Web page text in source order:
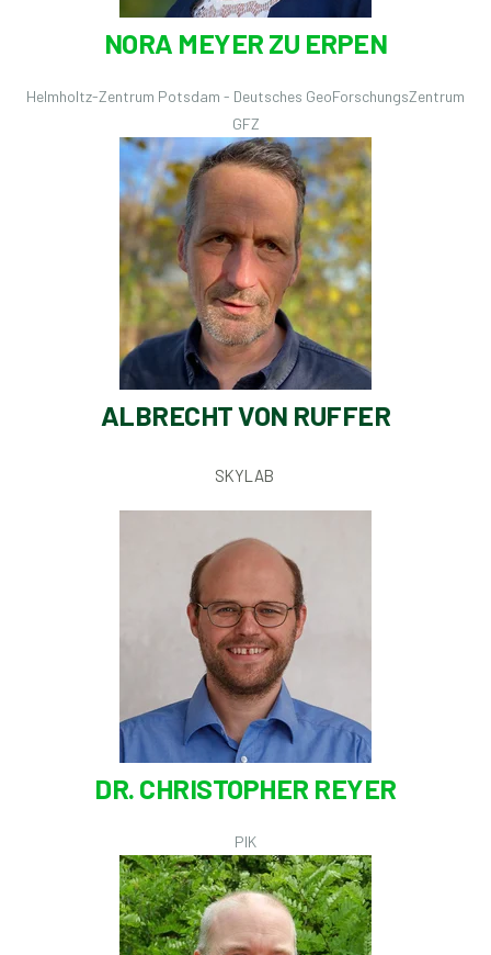
NORA MEYER ZU ERPEN
Helmholtz-Zentrum Potsdam - Deutsches GeoForschungsZentrum
GFZ
ALBRECHT VON RUFFER
SKYLAB
DR. CHRISTOPHER REYER
PIK